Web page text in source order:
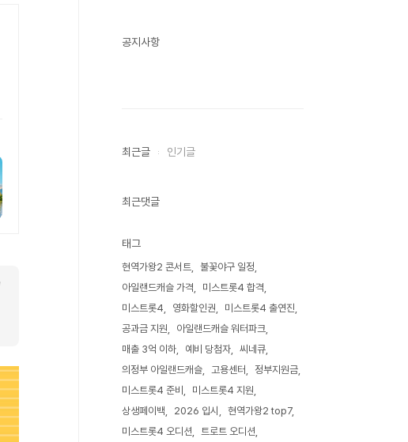
공지사항
최근글 인기글
최근댓글
태그
현역가왕2 콘서트
불꽃야구 일정
아일랜드캐슬 가격
미스트롯4 합격
미스트롯4
영화할인권
미스트롯4 출연진
공과금 지원
아일랜드캐슬 워터파크
매출 3억 이하
예비 당첨자
씨네큐
의정부 아일랜드캐슬
고용센터
정부지원금
미스트롯4 준비
미스트롯4 지원
상생페이백
2026 입시
현역가왕2 top7
미스트롯4 오디션
트로트 오디션